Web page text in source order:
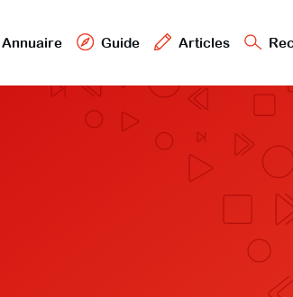
Annuaire Guide Articles